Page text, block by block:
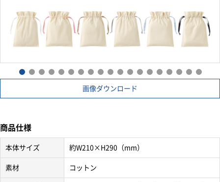
画像ダウンロード
商品仕様
本体サイズ 約W210×H290（mm）
素材 コットン